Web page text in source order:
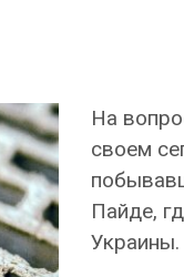
На
своем
Пайде,
Украины.